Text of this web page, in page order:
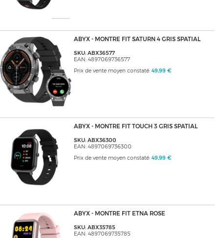
ABYX - MONTRE FIT SATURN 4 GRIS SPATIAL
SKU: ABX36577
EAN: 4897069736577
Prix de vente moyen constaté: 49,99 €
ABYX - MONTRE FIT TOUCH 3 GRIS SPATIAL
SKU: ABX36300
EAN: 4897069736300
Prix de vente moyen constaté: 49,99 €
ABYX - MONTRE FIT ETNA ROSE
SKU: ABX35785
EAN: 4897069735785